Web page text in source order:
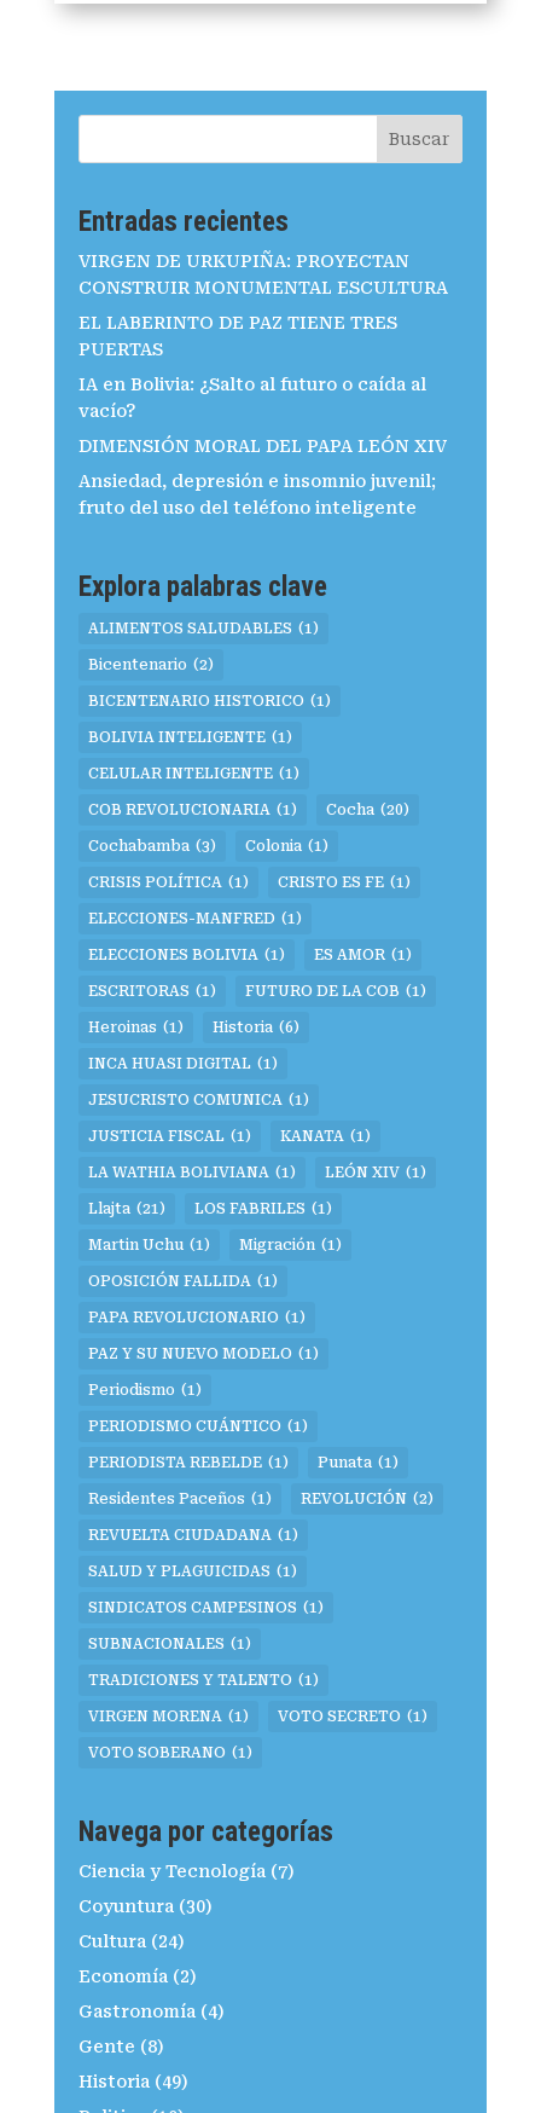
Buscar
Entradas recientes
VIRGEN DE URKUPIÑA: PROYECTAN
CONSTRUIR MONUMENTAL ESCULTURA
EL LABERINTO DE PAZ TIENE TRES
PUERTAS
IA en Bolivia: ¿Salto al futuro o caída al
vacío?
DIMENSIÓN MORAL DEL PAPA LEÓN XIV
Ansiedad, depresión e insomnio juvenil;
fruto del uso del teléfono inteligente
Explora palabras clave
ALIMENTOS SALUDABLES (1)
Bicentenario (2)
BICENTENARIO HISTORICO (1)
BOLIVIA INTELIGENTE (1)
CELULAR INTELIGENTE (1)
COB REVOLUCIONARIA (1) Cocha (20)
Cochabamba (3) Colonia (1)
CRISIS POLÍTICA (1) CRISTO ES FE (1)
ELECCIONES-MANFRED (1)
ELECCIONES BOLIVIA (1) ES AMOR (1)
ESCRITORAS (1) FUTURO DE LA COB (1)
Heroinas (1) Historia (6)
INCA HUASI DIGITAL (1)
JESUCRISTO COMUNICA (1)
JUSTICIA FISCAL (1) KANATA (1)
LA WATHIA BOLIVIANA (1) LEÓN XIV (1)
Llajta (21) LOS FABRILES (1)
Martin Uchu (1) Migración (1)
OPOSICIÓN FALLIDA (1)
PAPA REVOLUCIONARIO (1)
PAZ Y SU NUEVO MODELO (1)
Periodismo (1)
PERIODISMO CUÁNTICO (1)
PERIODISTA REBELDE (1) Punata (1)
Residentes Paceños (1) REVOLUCIÓN (2)
REVUELTA CIUDADANA (1)
SALUD Y PLAGUICIDAS (1)
SINDICATOS CAMPESINOS (1)
SUBNACIONALES (1)
TRADICIONES Y TALENTO (1)
VIRGEN MORENA (1) VOTO SECRETO (1)
VOTO SOBERANO (1)
Navega por categorías
Ciencia y Tecnología (7)
Coyuntura (30)
Cultura (24)
Economía (2)
Gastronomía (4)
Gente (8)
Historia (49)